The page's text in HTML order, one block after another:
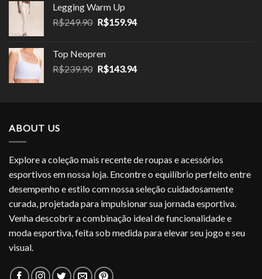
era:
R$199.99.R$99.95.
Legging Warm Up
R$249.90 O
era:
R$249.90.
R$159.94O
R$159.94.
Top Neopren
R$239.90 O
R$143.94O
ABOUT US
Explore a coleção mais recente de roupas e acessórios
esportivos em nossa loja. Encontre o equilíbrio perfeito entre
desempenho e estilo com nossa seleção cuidadosamente
curada, projetada para impulsionar sua jornada esportiva.
Venha descobrir a combinação ideal de funcionalidade e
moda esportiva, feita sob medida para elevar seu jogo e seu
visual.